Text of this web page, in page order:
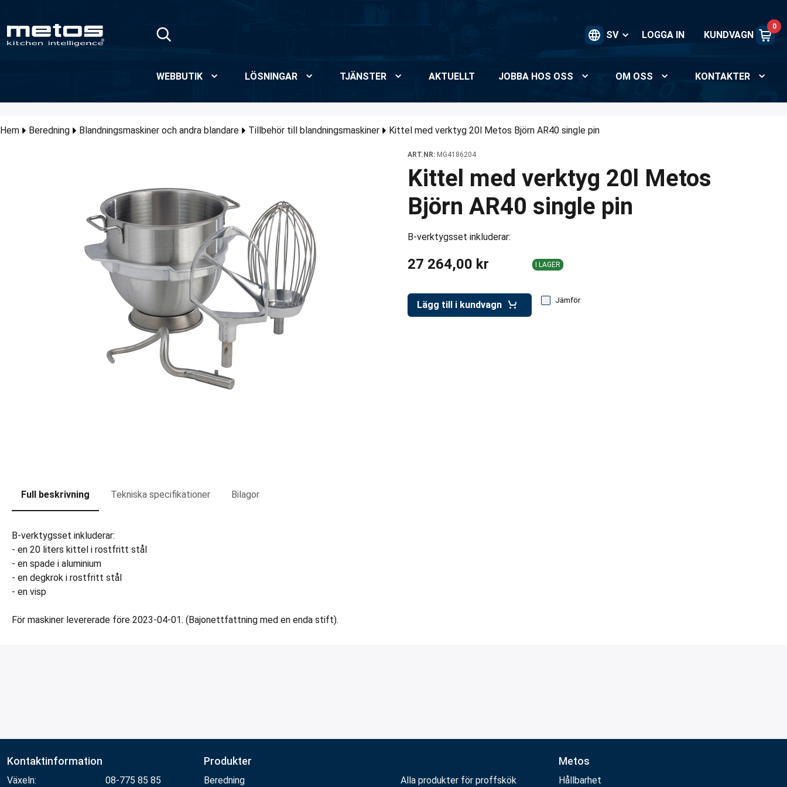
SV LOGGA IN KUNDVAGN
0
WEBBUTIK LÖSNINGAR TJÄNSTER AKTUELLT JOBBA HOS OSS OM OSS KONTAKTER
Hem Beredning Blandningsmaskiner och andra blandare Tillbehör till blandningsmaskiner Kittel med verktyg 20l Metos Björn AR40 single pin
ART.NR: MG4186204
Kittel med verktyg 20l Metos
Björn AR40 single pin
B-verktygsset inkluderar:
27 264,00 kr I LAGER
Lägg till i kundvagn Jämför
Full beskrivning Tekniska specifikationer Bilagor
B-verktygsset inkluderar:
- en 20 liters kittel i rostfritt stål
- en spade i aluminium
- en degkrok i rostfritt stål
- en visp
För maskiner levererade före 2023-04-01. (Bajonettfattning med en enda stift).
Kontaktinformation
Växeln: 08-775 85 85
Produkter
Beredning Alla produkter för proffskök
Metos
Hållbarhet